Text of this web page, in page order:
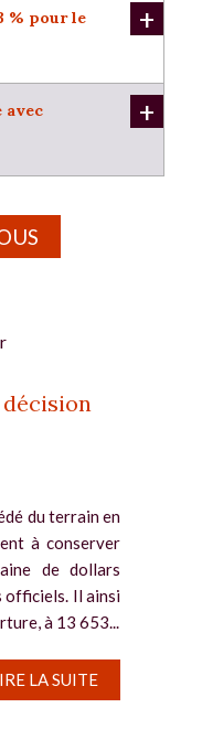
% pour le
+
avec
+
du terrain en
à conserver
de dollars
officiels. Il ainsi
à 13 653...
LA SUITE